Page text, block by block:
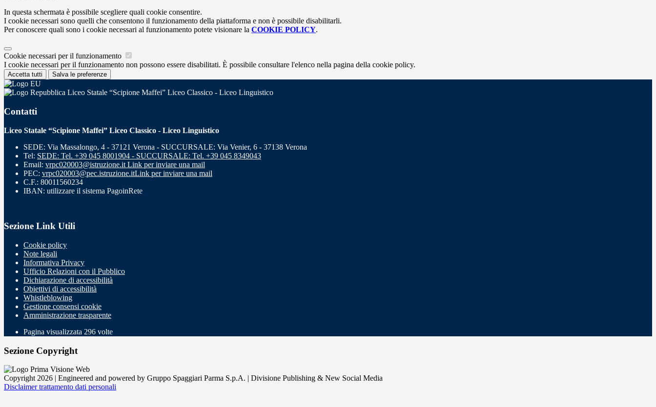
In questa schermata è possibile scegliere quali cookie consentire.
I cookie necessari sono quelli che consentono il funzionamento della piattaforma e non è possibile disabilitarli.
Per conoscere quali sono i cookie necessari al funzionamento potete visionare la COOKIE POLICY.
Cookie necessari per il funzionamento
I cookie necessari per il funzionamento non possono essere disabilitati. È possibile consultare l'elenco nella pagina della cookie policy.
Accetta tutti Salva le preferenze
Liceo Statale “Scipione Maffei” Liceo Classico - Liceo Linguistico
Contatti
Liceo Statale “Scipione Maffei” Liceo Classico - Liceo Linguistico
SEDE: Via Massalongo, 4 - 37121 Verona - SUCCURSALE: Via Venier, 6 - 37138 Verona
Tel: SEDE: Tel. +39 045 8001904 - SUCCURSALE: Tel. +39 045 8349043
Email: vrpc020003@istruzione.it Link per inviare una mail
PEC: vrpc020003@pec.istruzione.itLink per inviare una mail
C.F.: 80011560234
IBAN: utilizzare il sistema PagoinRete
Sezione Link Utili
Cookie policy
Note legali
Informativa Privacy
Ufficio Relazioni con il Pubblico
Dichiarazione di accessibilità
Obiettivi di accessibilità
Whistleblowing
Gestione consensi cookie
Amministrazione trasparente
Pagina visualizzata 296 volte
Sezione Copyright
Copyright 2026 | Engineered and powered by Gruppo Spaggiari Parma S.p.A. | Divisione Publishing & New Social Media
Disclaimer trattamento dati personali